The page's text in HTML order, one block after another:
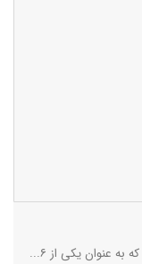
عنوان یکی از ۶...